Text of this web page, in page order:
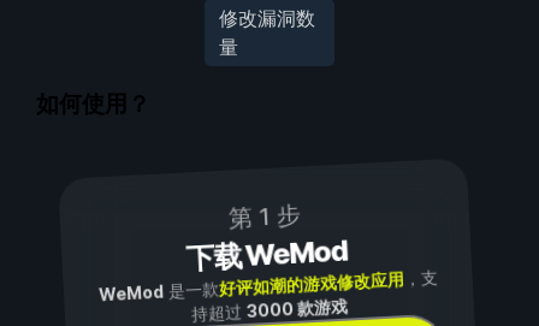
修改漏洞数
量
如何使用？
第 1 步
下载 WeMod
WeMod是一款好评如潮的游戏修改应用 ，支
持超过3000 款游戏